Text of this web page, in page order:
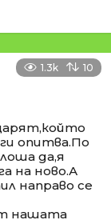
1.3k 10
опитва.По
да,я
на ново.А
направо се
нашата